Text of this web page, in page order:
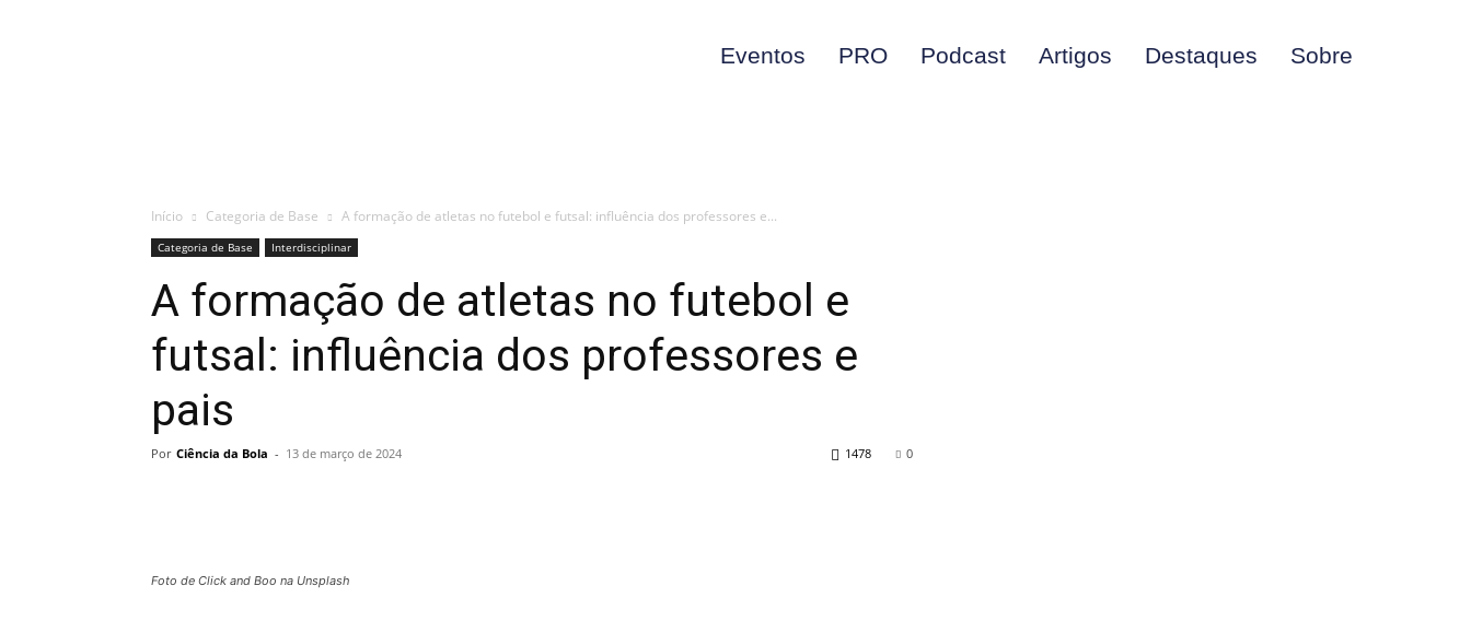
Eventos PRO Podcast Artigos Destaques Sobre
Início Categoria de Base A formação de atletas no futebol e futsal: influência dos professores e...
Categoria de Base Interdisciplinar
A formação de atletas no futebol e
futsal: influência dos professores e
pais
Por Ciência da Bola - 13 de março de 2024 0
1478
Foto de Click and Boo na Unsplash